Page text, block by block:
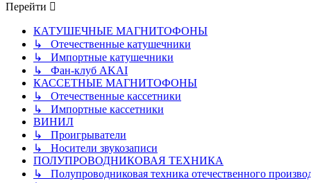
Перейти
КАТУШЕЧНЫЕ МАГНИТОФОНЫ
↳ Отечественные катушечники
↳ Импортные катушечники
↳ Фан-клуб AKAI
КАССЕТНЫЕ МАГНИТОФОНЫ
↳ Отечественные кассетники
↳ Импортные кассетники
ВИНИЛ
↳ Проигрыватели
↳ Носители звукозаписи
ПОЛУПРОВОДНИКОВАЯ ТЕХНИКА
↳ Полупроводниковая техника отечественного